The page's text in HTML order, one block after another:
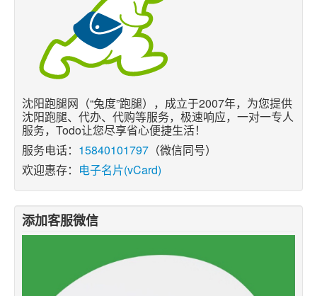
沈阳跑腿网（“兔度”跑腿），成立于2007年，为您提供
沈阳跑腿、代办、代购等服务，极速响应，一对一专人
服务，Todo让您尽享省心便捷生活！
服务电话： 15840101797 （微信同号）
欢迎惠存： 电子名片(vCard)
添加客服微信